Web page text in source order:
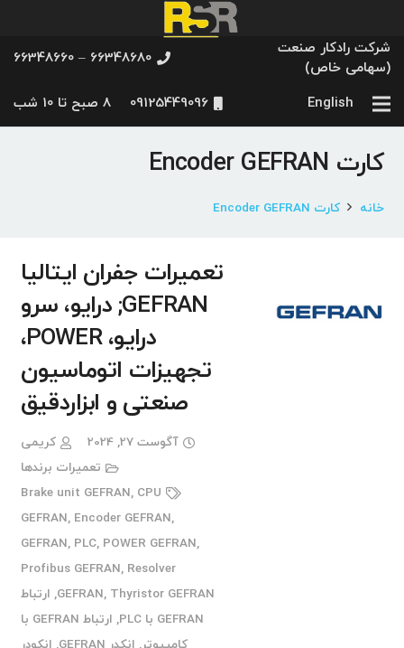
شرکت رادکار صنعت
(سهامی خاص)
66348680 – 66348660
English
09125449096 8 صبح تا 10 شب
کارت Encoder GEFRAN
خانه کارت Encoder GEFRAN
تعمیرات جفران ایتالیا
GEFRAN; درایو، سرو
درایو، POWER،
تجهیزات اتوماسیون
صنعتی و ابزاردقیق
آگوست 27, 2024
کریمی
تعمیرات برندها
Brake unit GEFRAN, CPU
GEFRAN, Encoder GEFRAN,
GEFRAN, PLC, POWER GEFRAN,
Profibus GEFRAN, Resolver
GEFRAN, Thyristor GEFRAN
, ارتباط
GEFRAN با PLC
,
ارتباط GEFRAN با
کامپیوتر, انکدر GEFRAN , انکودر